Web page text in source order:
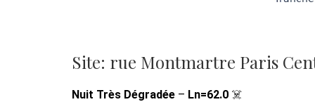
Site: rue Montmartre Paris
Nuit Très Dégradée – Ln=62.0 ☠️